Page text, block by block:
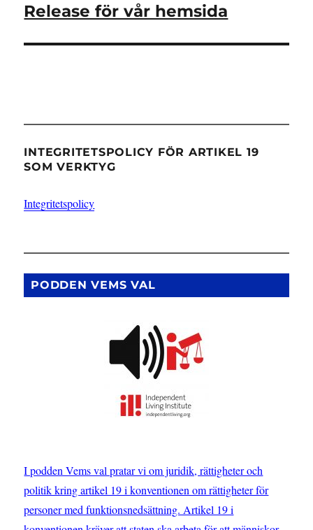
Nästa
Release för vår hemsida
INTEGRITETSPOLICY FÖR ARTIKEL 19
SOM VERKTYG
Integritetspolicy
PODDEN VEMS VAL
I podden Vems val pratar vi om juridik, rättigheter och
politik kring artikel 19 i konventionen om rättigheter för
personer med funktionsnedsättning. Artikel 19 i